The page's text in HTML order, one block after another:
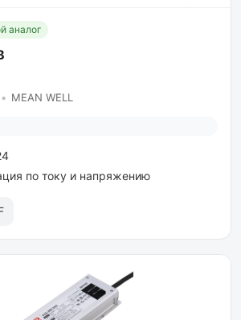
аналог
• MEAN WELL
по току и напряжению